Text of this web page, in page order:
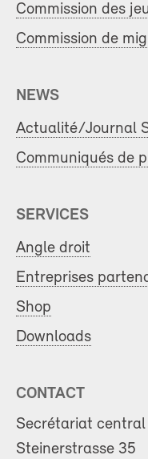
Commission des
Commission de
NEWS
Actualité/Journal
Communiqués de
SERVICES
Angle droit
Entreprises
Shop
Downloads
CONTACT
Secrétariat central
Steinerstrasse 35